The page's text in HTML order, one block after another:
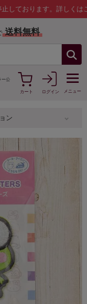
ます。詳しくはこちら
送料無料
ー公
カート
ログイン メニュー
ン